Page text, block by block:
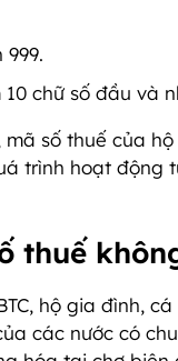
999.
chữ số đầu và
mã số thuế của
trình hoạt động
thuế
hộ gia đình,
các nước có